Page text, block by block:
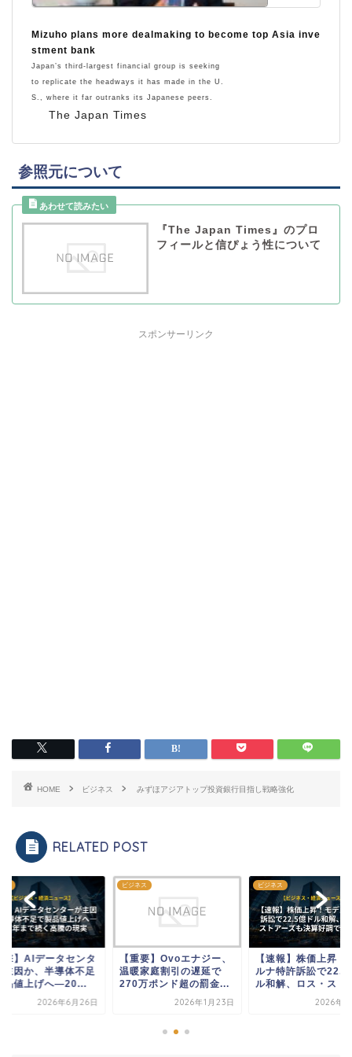
The Japan Times
Mizuho plans more dealmaking to become top Asia inve
stment bank
Japan’s third-largest financial group is seeking
to replicate the headways it has made in the U.
S., where it far outranks its Japanese peers.
参照元について
『The Japan Times』のプロ
フィールと信ぴょう性について
スポンサーリンク
HOME ビジネス みずほアジアトップ投資銀行目指し戦略強化
RELATED POST
撃】AIデータセンタ
主因か、半導体不足
品値上げへ―20...
2026年6月26日
ビジネス
【重要】Ovoエナジー、
温暖家庭割引の遅延で
270万ポンド超の罰金...
2026年1月23日
ビジネス
【速報】株価上昇！
ルナ特許訴訟で22.5
ル和解、ロス・スト
2026年3